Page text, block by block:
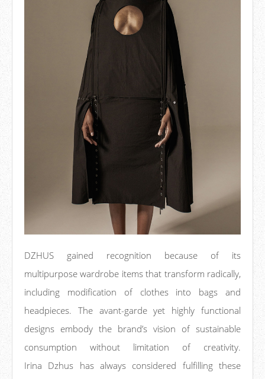
DZHUS gained recognition because of its
multipurpose wardrobe items that transform radically,
including modification of clothes into bags and
headpieces. The avant-garde yet highly functional
designs embody the brand’s vision of sustainable
consumption without limitation of creativity.
Irina Dzhus has always considered fulfilling these